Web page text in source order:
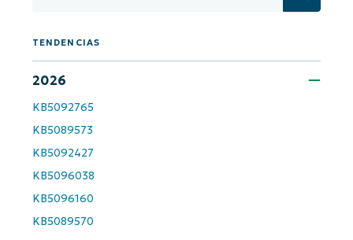
TENDENCIAS
2026
KB5092765
KB5089573
KB5092427
KB5096038
KB5096160
KB5089570